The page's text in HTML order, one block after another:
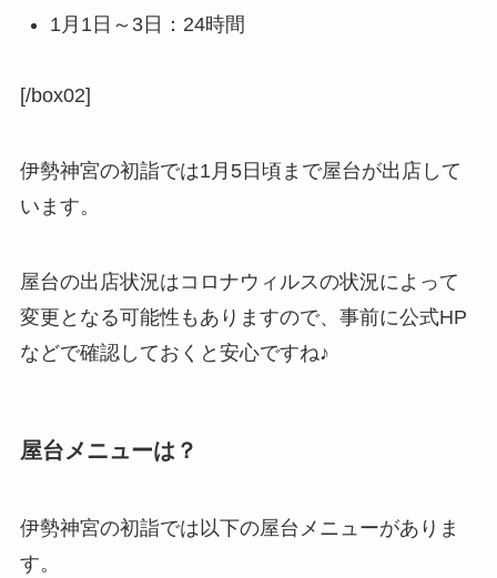
1月1日～3日：24時間
[/box02]
伊勢神宮の初詣では1月5日頃まで屋台が出店して
います。
屋台の出店状況はコロナウィルスの状況によって
変更となる可能性もありますので、事前に公式HP
などで確認しておくと安心ですね♪
屋台メニューは？
伊勢神宮の初詣では以下の屋台メニューがありま
す。